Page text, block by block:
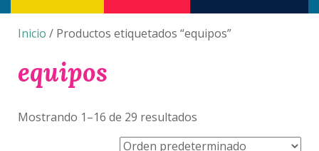
Inicio / Productos etiquetados “equipos”
equipos
Mostrando 1–16 de 29 resultados